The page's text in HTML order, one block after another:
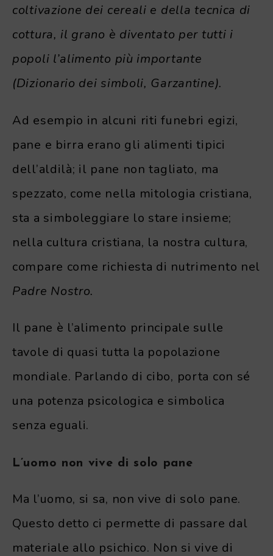
coltivazione dei cereali e della tecnica di
cottura, il grano è diventato per tutti i
popoli l’alimento più importante
(Dizionario dei simboli, Garzantine).
Ad esempio in alcuni riti funebri egizi,
pane e birra erano gli alimenti tipici
dell’aldilà; il pane non tagliato, ma
spezzato, come nella mitologia cristiana,
sta a simboleggiare lo stare insieme;
nella cultura cristiana, la nostra cultura,
compare come richiesta di nutrimento nel
Padre Nostro.
Il pane è l’alimento principale sulle
tavole di quasi tutta la popolazione
mondiale. Parlando di cibo, porta con sé
una potenza psicologica e simbolica
senza eguali.
L’uomo non vive di solo pane
Ma l’uomo, si sa, non vive di solo pane.
Questo detto ci permette di passare dal
materiale allo psichico. Non si vive di